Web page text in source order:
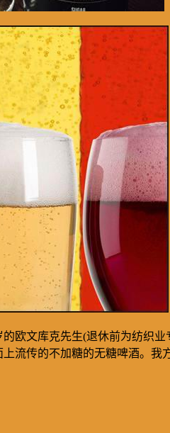
的欧文库克先生(退休前为纺织业
流传的不加糖的无糖啤酒。我